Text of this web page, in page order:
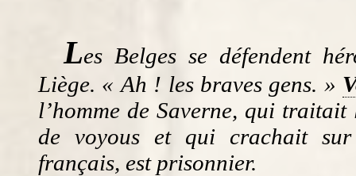
Les Belges se défendent
Liège. « Ah ! les braves gens. »
l’homme de Saverne, qui traitait
de voyous et qui crachait
français, est prisonnier.